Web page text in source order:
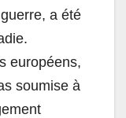
a été
européens,
soumise à